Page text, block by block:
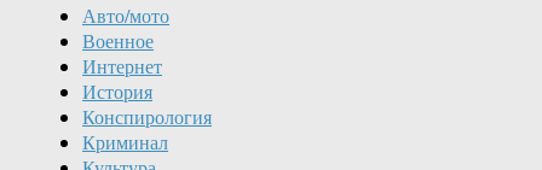
Авто/мото
Военное
Интернет
История
Конспирология
Криминал